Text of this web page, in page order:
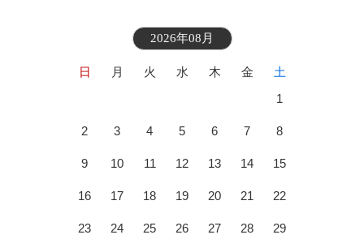
2026年08月
日 月 火 水 木 金
土
1
2 3 4 5 6 7 8
9 10 11 12 13 14 15
16 17 18 19 20 21 22
23 24 25 26 27 28 29